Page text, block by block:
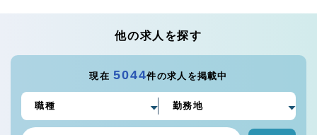
他の求人を探す
現在5044件の求人を掲載中